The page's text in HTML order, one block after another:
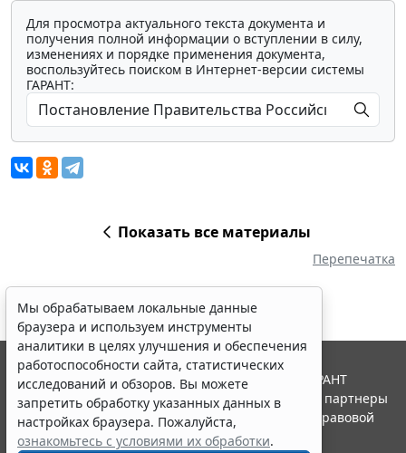
Для просмотра актуального текста документа и
получения полной информации о вступлении в силу,
изменениях и порядке применения документа,
воспользуйтесь поиском в Интернет-версии системы
ГАРАНТ:
Показать все материалы
Перепечатка
Мы обрабатываем локальные данные
браузера и используем инструменты
аналитики в целях улучшения и обеспечения
работоспособности сайта, статистических
исследований и обзоров. Вы можете
запретить обработку указанных данных в
настройках браузера. Пожалуйста,
ознакомьтесь с условиями их обработки.
© ООО "НПП "ГАРАНТ-СЕРВИС", 2026. Система ГАРАНТ
выпускается с 1990 года. Компания "Гарант" и ее партнеры
являются участниками Российской ассоциации правовой
информации ГАРАНТ.